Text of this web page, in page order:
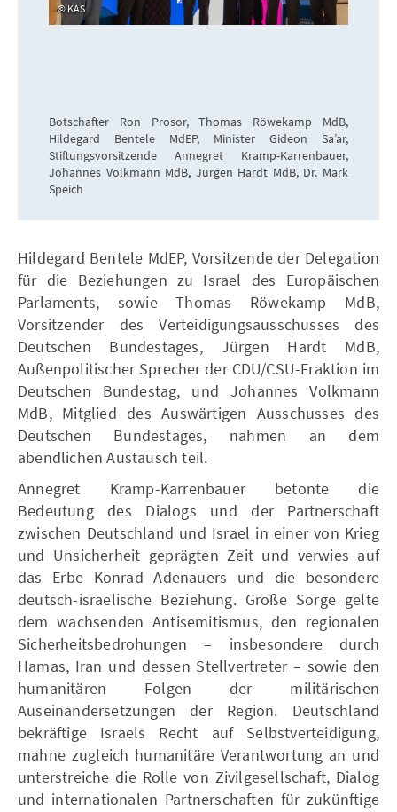
KAS
Botschafter Ron Prosor, Thomas Röwekamp MdB,
Hildegard Bentele MdEP, Minister Gideon Sa’ar,
Stiftungsvorsitzende Annegret Kramp-Karrenbauer,
Johannes Volkmann MdB, Jürgen Hardt MdB, Dr. Mark
Speich
Hildegard Bentele MdEP, Vorsitzende der Delegation
für die Beziehungen zu Israel des Europäischen
Parlaments, sowie Thomas Röwekamp MdB,
Vorsitzender des Verteidigungsausschusses des
Deutschen Bundestages, Jürgen Hardt MdB,
Außenpolitischer Sprecher der CDU/CSU-Fraktion im
Deutschen Bundestag, und Johannes Volkmann
MdB, Mitglied des Auswärtigen Ausschusses des
Deutschen Bundestages, nahmen an dem
abendlichen Austausch teil.
Annegret Kramp-Karrenbauer betonte die
Bedeutung des Dialogs und der Partnerschaft
zwischen Deutschland und Israel in einer von Krieg
und Unsicherheit geprägten Zeit und verwies auf
das Erbe Konrad Adenauers und die besondere
deutsch-israelische Beziehung. Große Sorge gelte
dem wachsenden Antisemitismus, den regionalen
Sicherheitsbedrohungen – insbesondere durch
Hamas, Iran und dessen Stellvertreter – sowie den
humanitären Folgen der militärischen
Auseinandersetzungen der Region. Deutschland
bekräftige Israels Recht auf Selbstverteidigung,
mahne zugleich humanitäre Verantwortung an und
unterstreiche die Rolle von Zivilgesellschaft, Dialog
und internationalen Partnerschaften für zukünftige